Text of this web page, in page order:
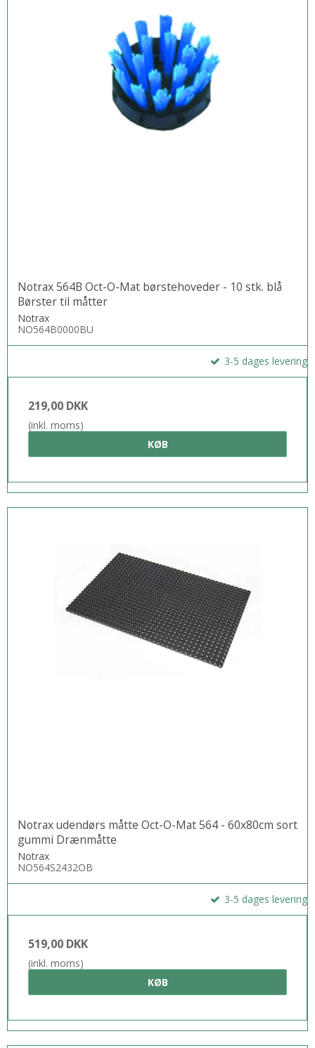
Notrax 564B Oct-O-Mat børstehoveder - 10 stk. blå
Børster til måtter
Notrax
NO564B0000BU
3-5 dages levering
219,00 DKK
(inkl. moms)
KØB
Notrax udendørs måtte Oct-O-Mat 564 - 60x80cm sort
gummi Drænmåtte
Notrax
NO564S2432OB
3-5 dages levering
519,00 DKK
(inkl. moms)
KØB